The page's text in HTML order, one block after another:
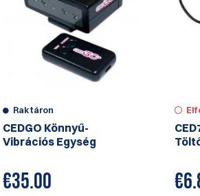
Raktáron
CEDGO Könnyű-
Vibrációs Egység
€35.00 €